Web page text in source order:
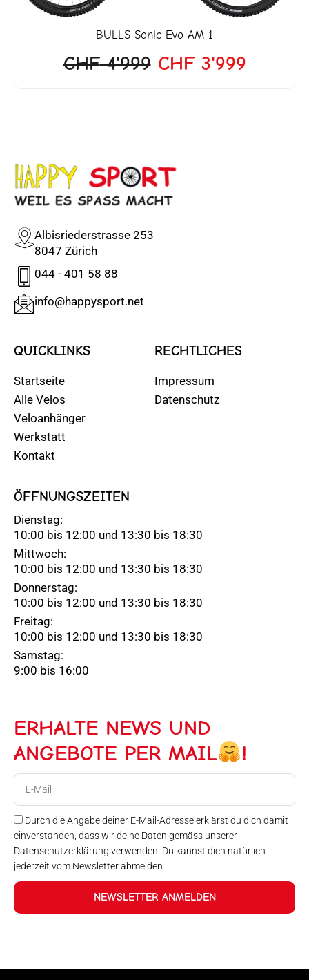
BULLS Sonic Evo AM 1
CHF4'999 CHF3'999
Albisriederstrasse 253
8047 Zürich
044 - 401 58 88
info@happysport.net
QUICKLINKS
Startseite
Alle Velos
Veloanhänger
Werkstatt
Kontakt
RECHTLICHES
Impressum
Datenschutz
ÖFFNUNGSZEITEN
Dienstag:
10:00 bis 12:00 und 13:30 bis 18:30
Mittwoch:
10:00 bis 12:00 und 13:30 bis 18:30
Donnerstag:
10:00 bis 12:00 und 13:30 bis 18:30
Freitag:
10:00 bis 12:00 und 13:30 bis 18:30
Samstag:
9:00 bis 16:00
ERHALTE NEWS UND
ANGEBOTE PER MAIL
!
Durch die Angabe deiner E-Mail-Adresse erklärst du dich damit
einverstanden, dass wir deine Daten gemäss unserer
Datenschutzerklärung verwenden. Du kannst dich natürlich
jederzeit vom Newsletter abmelden.
NEWSLETTER ANMELDEN